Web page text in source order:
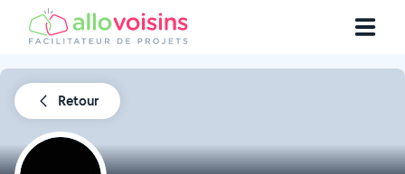
Retour